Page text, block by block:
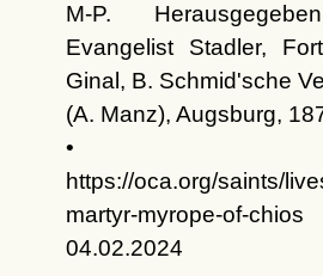
M-P.
Evangelist Stadler,
Ginal, B. Schmid'sche
(A. Manz), Augsburg,
•
https://oca.org/saints/
martyr-myrope-of-
04.02.2024